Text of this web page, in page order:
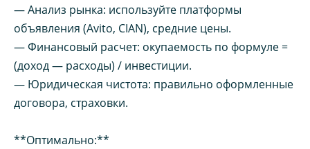
— Анализ рынка: используйте платформы
объявления (Avito, CIAN), средние цены.
— Финансовый расчет: окупаемость по формуле =
(доход — расходы) / инвестиции.
— Юридическая чистота: правильно оформленные
договора, страховки.
**Оптимально:**